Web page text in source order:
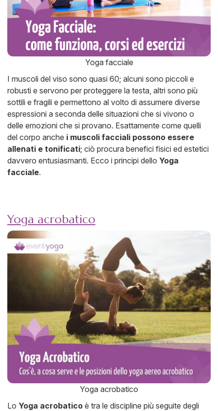
Yoga facciale
I muscoli del viso sono quasi 60; alcuni sono piccoli e
robusti e servono per proteggere la testa, altri sono più
sottili e fragili e permettono al volto di assumere diverse
espressioni a seconda delle situazioni che si vivono o
delle emozioni che si provano. Esattamente come quelli
del corpo anche i muscoli facciali possono essere
allenati e tonificati; ciò procura benefici fisici ed estetici
davvero entusiasmanti. Ecco i principi dello Yoga
facciale.
Yoga acrobatico
Yoga acrobatico
Lo Yoga acrobatico è tra le discipline più seguite degli